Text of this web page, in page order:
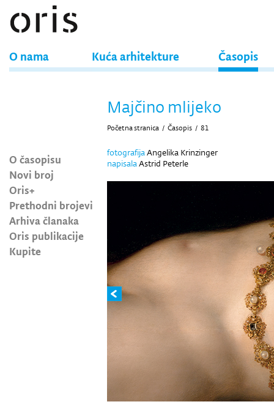
O nama Kuća arhitekture Časopis
O časopisu
Novi broj
Oris+
Prethodni brojevi
Arhiva članaka
Oris publikacije
Kupite
Majčino mlijeko
Početna stranica / Časopis / 81
fotografijaAngelika Krinzinger
napisalaAstrid Peterle